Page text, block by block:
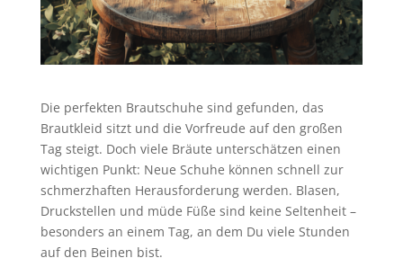
Die perfekten Brautschuhe sind gefunden, das
Brautkleid sitzt und die Vorfreude auf den großen
Tag steigt. Doch viele Bräute unterschätzen einen
wichtigen Punkt: Neue Schuhe können schnell zur
schmerzhaften Herausforderung werden. Blasen,
Druckstellen und müde Füße sind keine Seltenheit –
besonders an einem Tag, an dem Du viele Stunden
auf den Beinen bist.